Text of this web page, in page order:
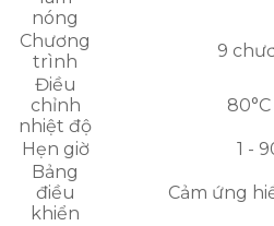
nóng
Chương
trình
9
Điều
chỉnh
nhiệt độ
Hẹn giờ
1 -
Bảng
điều
khiển
Cảm ứng